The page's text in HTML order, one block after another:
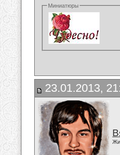
Миниатюры
23.01.2013,